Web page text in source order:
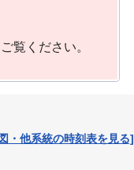
覧ください。
・他系統の時刻表を見る]